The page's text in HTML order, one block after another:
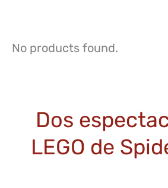
No products found.
Dos
LEGO de